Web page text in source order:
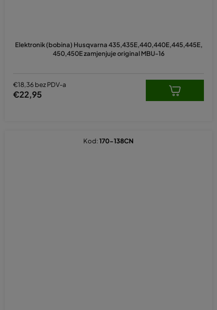
Elektronik (bobina) Husqvarna 435,435E,440,440E,445,445E,
450,450E zamjenjuje original MBU-16
€18,36 bez PDV-a
€22,95
Kod:170-138CN